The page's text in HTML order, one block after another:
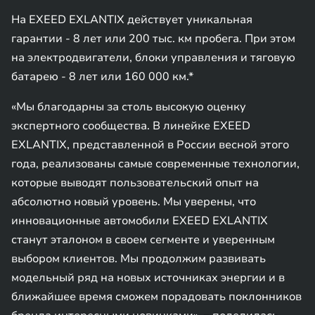
На EXEED EXLANTIX действует уникальная
гарантии - 8 лет или 200 тыс. км пробега. При этом
на электродвигатели, блоки управления и тяговую
батарею - 8 лет или 160 000 км.*
«Мы благодарны за столь высокую оценку
экспертного сообщества. В линейке EXEED
EXLANTIX, представленной в России весной этого
года, реализованы самые современные технологии,
которые выводят пользовательский опыт на
абсолютно новый уровень. Мы уверены, что
инновационные автомобили EXEED EXLANTIX
станут эталоном в своем сегменте и уверенным
выбором клиентов. Мы продолжим развивать
модельный ряд на новых источниках энергии и в
ближайшее время сможем порадовать поклонников